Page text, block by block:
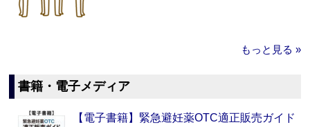
もっと見る »
書籍・電子メディア
【電子書籍】緊急避妊薬OTC適正販売ガイド